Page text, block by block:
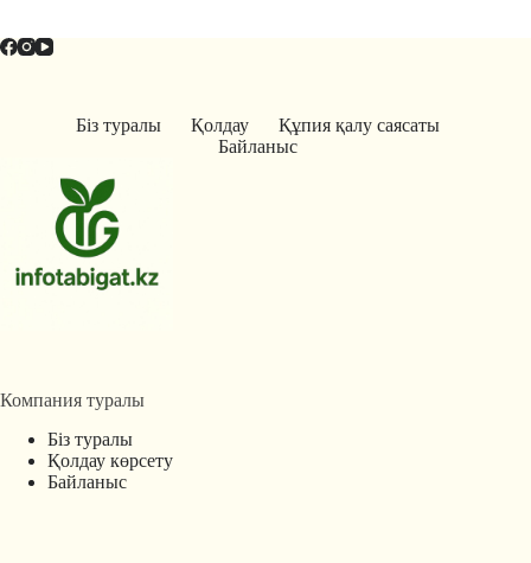
Біз туралы Қолдау
Құпия қалу саясаты
Байланыс
Компания туралы
Біз туралы
Қолдау көрсету
Байланыс